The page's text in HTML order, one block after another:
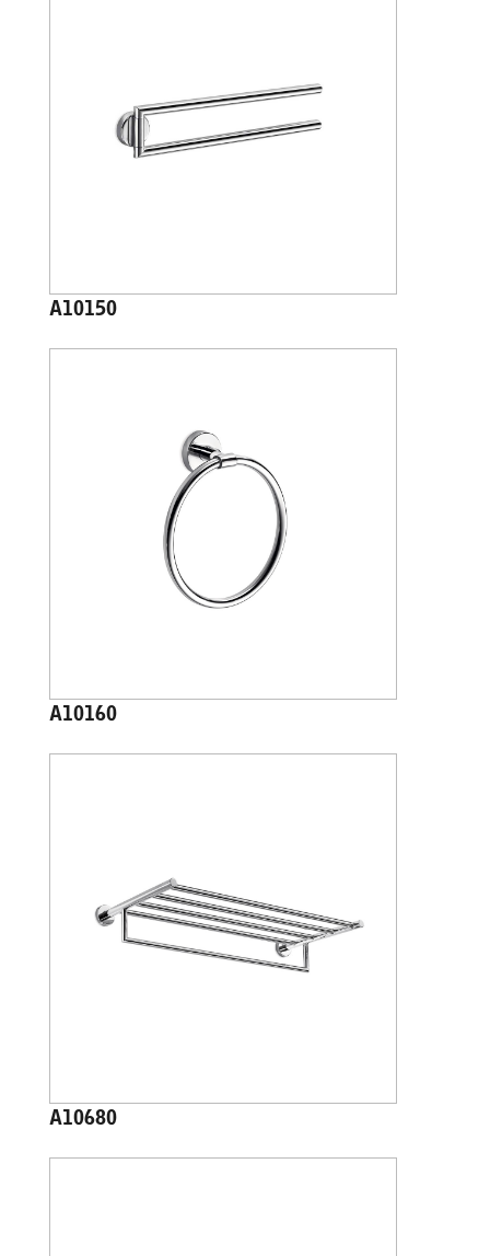
A10150
A10160
A10680